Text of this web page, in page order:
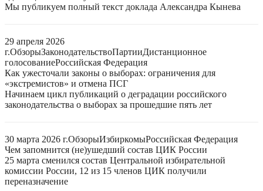
Мы публикуем полный текст доклада Александра Кынева
29 апреля 2026
г.ОбзорыЗаконодательствоПартииДистанционное
голосованиеРоссийская Федерация
Как ужесточали законы о выборах: ограничения для
«экстремистов» и отмена ПСГ
Начинаем цикл публикаций о деградации российского
законодательства о выборах за прошедшие пять лет
30 марта 2026 г.ОбзорыИзбиркомыРоссийская Федерация
Чем запомнится (не)ушедший состав ЦИК России
25 марта сменился состав Центральной избирательной
комиссии России, 12 из 15 членов ЦИК получили
переназначение